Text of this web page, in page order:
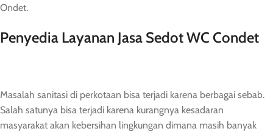
Ondet.
Penyedia Layanan Jasa Sedot WC Condet
Masalah sanitasi di perkotaan bisa terjadi karena berbagai sebab.
Salah satunya bisa terjadi karena kurangnya kesadaran
masyarakat akan kebersihan lingkungan dimana masih banyak